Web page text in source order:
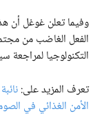
وفيما تعلن غوغل أن
الفعل الغاضب من
التكنولوجيا
تعرف المزيد على:
الأمن الغذائي في